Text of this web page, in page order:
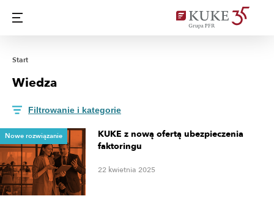
Start
Wiedza
Filtrowanie i kategorie
Nowe rozwiązanie
KUKE z nową ofertą ubezpieczenia
faktoringu
22 kwietnia 2025